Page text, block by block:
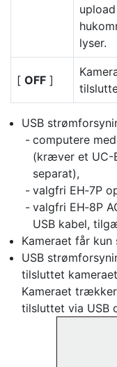
lyser.
[ OFF ]
USB
computere
(kræver et UC-
separat),
valgfri EH‑7P
valgfri EH‑8P
USB kabel,
Kameraet får
USB
tilsluttet
Kameraet
tilsluttet via USB